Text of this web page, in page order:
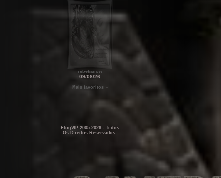
rebekanow
09/08/26
Mais favoritos »
FlogVIP 2005-2026 - Todos
Os Direitos Reservados.